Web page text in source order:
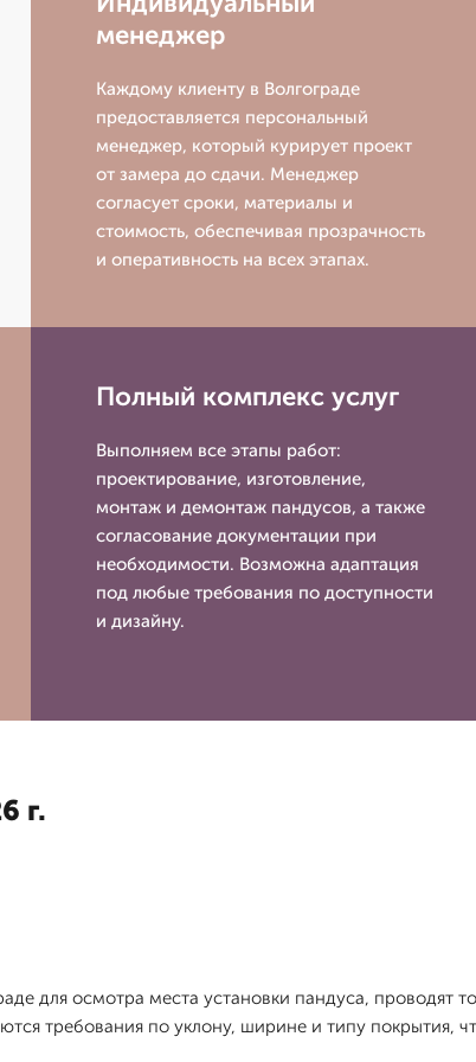
менеджер
Каждому клиенту в Волгограде
предоставляется персональный
менеджер, который курирует проект
от замера до сдачи. Менеджер
согласует сроки, материалы и
стоимость, обеспечивая прозрачность
и оперативность на всех этапах.
Полный комплекс услуг
Выполняем все этапы работ:
проектирование, изготовление,
монтаж и демонтаж пандусов, а также
согласование документации при
необходимости. Возможна адаптация
под любые требования по доступности
и дизайну.
г.
для осмотра места установки пандуса, проводят
требования по уклону, ширине и типу покрытия,